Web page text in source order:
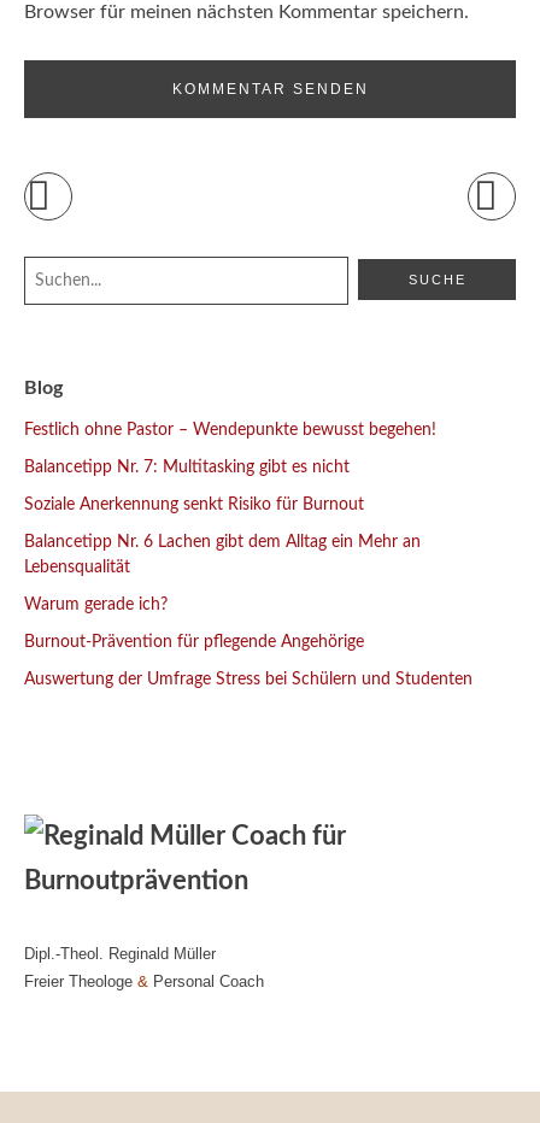
Browser für meinen nächsten Kommentar speichern.
Blog
Festlich ohne Pastor – Wendepunkte bewusst begehen!
Balancetipp Nr. 7: Multitasking gibt es nicht
Soziale Anerkennung senkt Risiko für Burnout
Balancetipp Nr. 6 Lachen gibt dem Alltag ein Mehr an
Lebensqualität
Warum gerade ich?
Burnout-Prävention für pflegende Angehörige
Auswertung der Umfrage Stress bei Schülern und Studenten
Dipl.-Theol. Reginald Müller
Freier Theologe & Personal Coach